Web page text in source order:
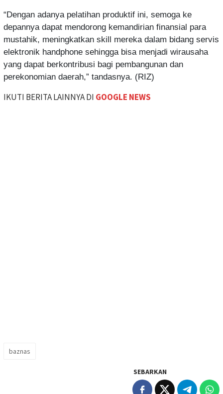
“Dengan adanya pelatihan produktif ini, semoga ke
depannya dapat mendorong kemandirian finansial para
mustahik, meningkatkan skill mereka dalam bidang servis
elektronik handphone sehingga bisa menjadi wirausaha
yang dapat berkontribusi bagi pembangunan dan
perekonomian daerah,” tandasnya. (RIZ)
IKUTI BERITA LAINNYA DI GOOGLE NEWS
baznas
SEBARKAN